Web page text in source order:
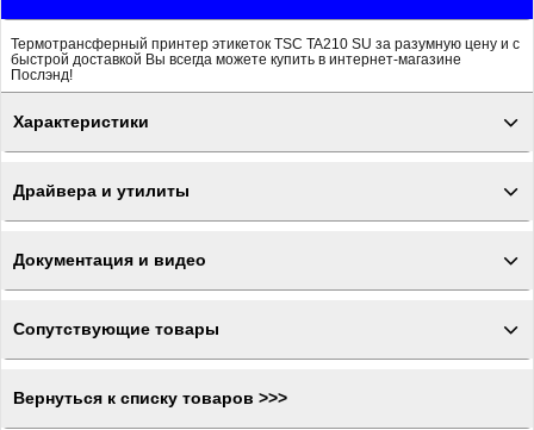
Термотрансферный принтер этикеток TSC TA210 SU за разумную цену и с
быстрой доставкой Вы всегда можете купить в интернет-магазине
Послэнд!
Характеристики
Драйвера и утилиты
Документация и видео
Сопутствующие товары
Вернуться к списку товаров >>>